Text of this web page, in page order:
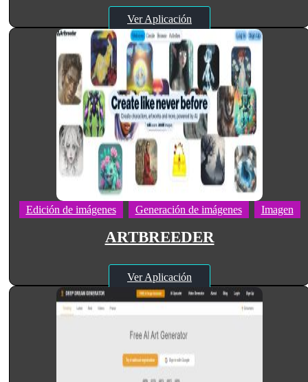
Ver Aplicación
Edición de imágenes Generación de imágenes Imagen
ARTBREEDER
Ver Aplicación